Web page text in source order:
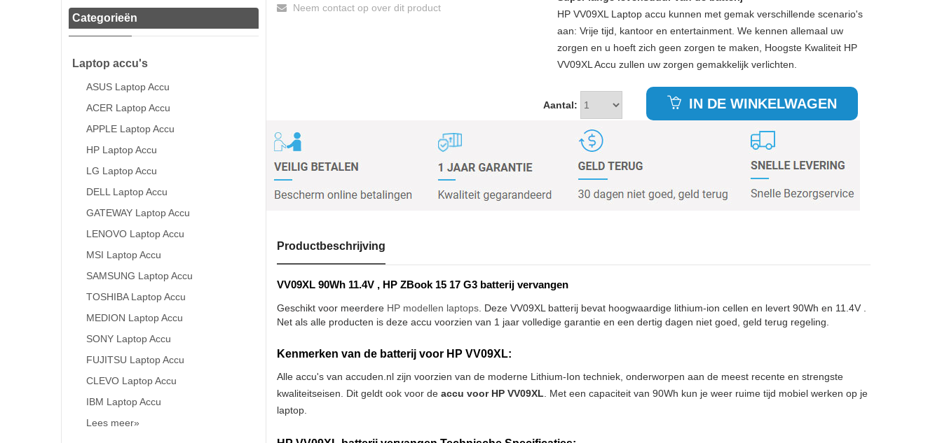
Categorieën
Laptop accu's
ASUS Laptop Accu
ACER Laptop Accu
APPLE Laptop Accu
HP Laptop Accu
LG Laptop Accu
DELL Laptop Accu
GATEWAY Laptop Accu
LENOVO Laptop Accu
MSI Laptop Accu
SAMSUNG Laptop Accu
TOSHIBA Laptop Accu
MEDION Laptop Accu
SONY Laptop Accu
FUJITSU Laptop Accu
CLEVO Laptop Accu
IBM Laptop Accu
Lees meer»
Neem contact op over dit product
HP VV09XL Laptop accu kunnen met gemak verschillende scenario's
aan: Vrije tijd, kantoor en entertainment. We kennen allemaal uw
zorgen en u hoeft zich geen zorgen te maken, Hoogste Kwaliteit HP
VV09XL Accu zullen uw zorgen gemakkelijk verlichten.
Aantal: IN DE WINKELWAGEN
Productbeschrijving
VV09XL 90Wh 11.4V , HP ZBook 15 17 G3 batterij vervangen
Geschikt voor meerdere HP modellen laptops. Deze VV09XL batterij bevat hoogwaardige lithium-ion cellen en levert 90Wh en 11.4V .
Net als alle producten is deze accu voorzien van 1 jaar volledige garantie en een dertig dagen niet goed, geld terug regeling.
Kenmerken van de batterij voor HP VV09XL:
Alle accu's van accuden.nl zijn voorzien van de moderne Lithium-Ion techniek, onderworpen aan de meest recente en strengste
kwaliteitseisen. Dit geldt ook voor de accu voor HP VV09XL . Met een capaciteit van 90Wh kun je weer ruime tijd mobiel werken op je
laptop.